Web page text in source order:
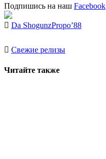
Подпишись на наш Facebook
Da ShogunzPropo’88
Свежие релизы
Читайте также